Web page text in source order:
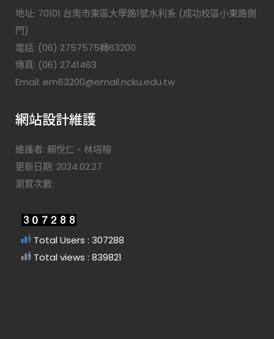
地址: 70101 台南市東區大學路1號水利系 (成功校區小東路側
門)
電話: (06) 2757575轉63200
傳真: (06) 2741463
Email: em63200@email.ncku.edu.tw
網站設計維護
維護者: 賴悅仁、林培榕
更新日期: 2024.02.27
瀏覽次數:
Total Users : 307288
Total views : 839821